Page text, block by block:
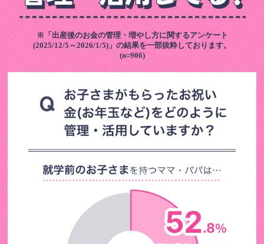
※「出産後のお金の管理・増やし方に関するアンケート
(2025/12/5～2026/1/5)」の結果を一部抜粋しております。
(n=906)